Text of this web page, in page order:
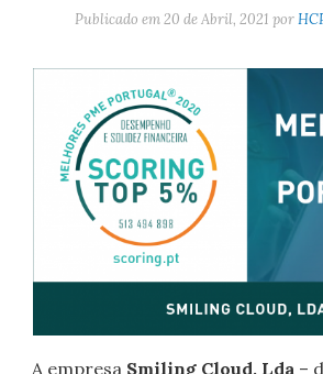
Publicado em20 de Abril, 2021 por
A empresa Smiling Cloud, Lda –